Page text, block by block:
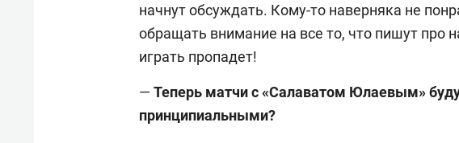
начнут обсуждать. Кому-то наверняка не
обращать внимание на все то, что пишут про
играть пропадет!
— Теперь матчи с «Салаватом Юлаевым»
принципиальными?